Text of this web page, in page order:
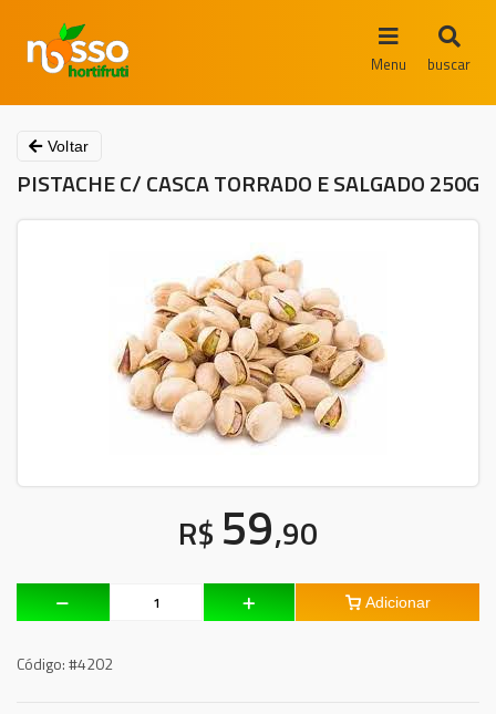
Menu buscar
Voltar
PISTACHE C/ CASCA TORRADO E SALGADO 250G
R$ 59,90
Adicionar
Código:#4202